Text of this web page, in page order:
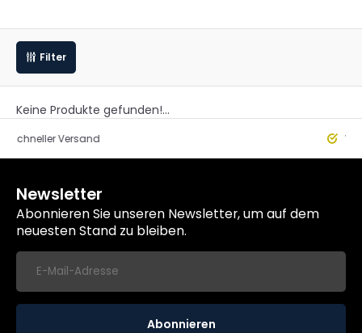
Filter
Keine Produkte gefunden!...
Versand
Newsletter
Abonnieren Sie unseren Newsletter, um auf dem
neuesten Stand zu bleiben.
Abonnieren